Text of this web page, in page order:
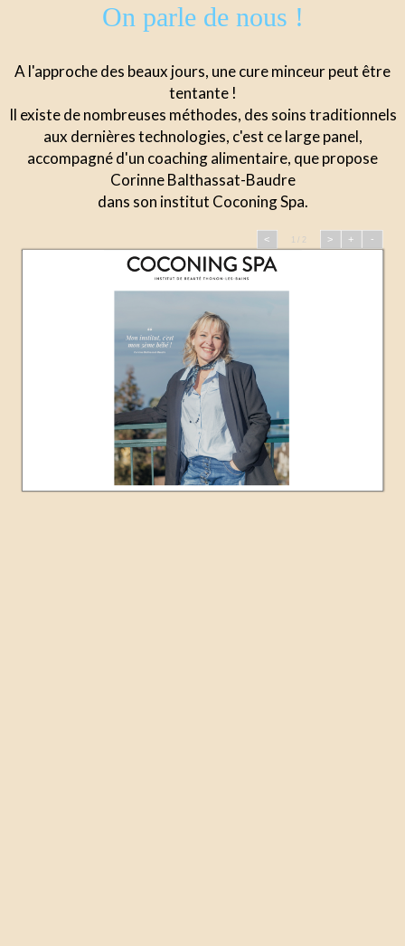
On parle de nous !
A l'approche des beaux jours, une cure minceur peut être
tentante !
Il existe de nombreuses méthodes, des soins traditionnels
aux dernières technologies, c'est ce large panel,
accompagné d'un coaching alimentaire, que propose
Corinne Balthassat-Baudre
dans son institut Coconing Spa.
< 1 / 2 > + -